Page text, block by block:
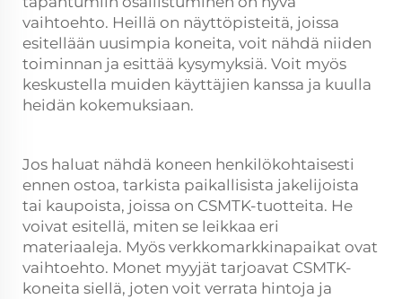
vaihtoehto. Heillä on näyttöpisteitä, joissa
esitellään uusimpia koneita, voit nähdä niiden
toiminnan ja esittää kysymyksiä. Voit myös
keskustella muiden käyttäjien kanssa ja kuulla
heidän kokemuksiaan.
Jos haluat nähdä koneen henkilökohtaisesti
ennen ostoa, tarkista paikallisista jakelijoista
tai kaupoista, joissa on CSMTK-tuotteita. He
voivat esitellä, miten se leikkaa eri
materiaaleja. Myös verkkomarkkinapaikat ovat
vaihtoehto. Monet myyjät tarjoavat CSMTK-
koneita siellä, joten voit verrata hintoja ja